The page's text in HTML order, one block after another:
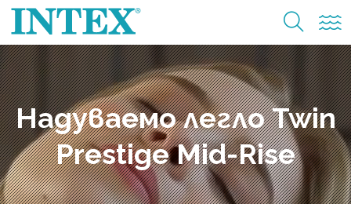
Надуваемо легло Twin
Prestige Mid-Rise